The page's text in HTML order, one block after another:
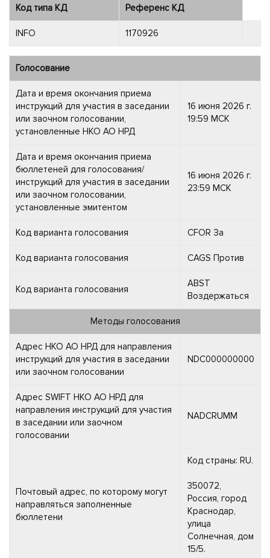
Код типа КД Референс КД
INFO 1170926
Голосование
Дата и время окончания приема
инструкций для участия в заседании
или заочном голосовании,
установленные НКО АО НРД
16 июня 2026 г.
19:59 МСК
Дата и время окончания приема
бюллетеней для голосования/
инструкций для участия в заседании
или заочном голосовании,
установленные эмитентом
16 июня 2026 г.
23:59 МСК
Код варианта голосования CFOR За
Код варианта голосования CAGS Против
Код варианта голосования
ABST
Воздержаться
Методы голосования
Адрес НКО АО НРД для направления
инструкций для участия в заседании
или заочном голосовании
NDC000000000
Адрес SWIFT НКО АО НРД для
направления инструкций для участия
в заседании или заочном
голосовании
NADCRUMM
Почтовый адрес, по которому могут
направляться заполненные
бюллетени
Код страны: RU.
350072,
Россия, город
Краснодар,
улица
Солнечная, дом
15/5.